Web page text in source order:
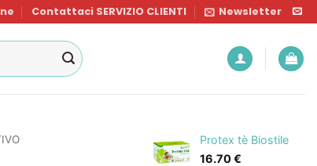
Contattaci SERVIZIO CLIENTI Newsletter
Protex tè Biostile
16.70€